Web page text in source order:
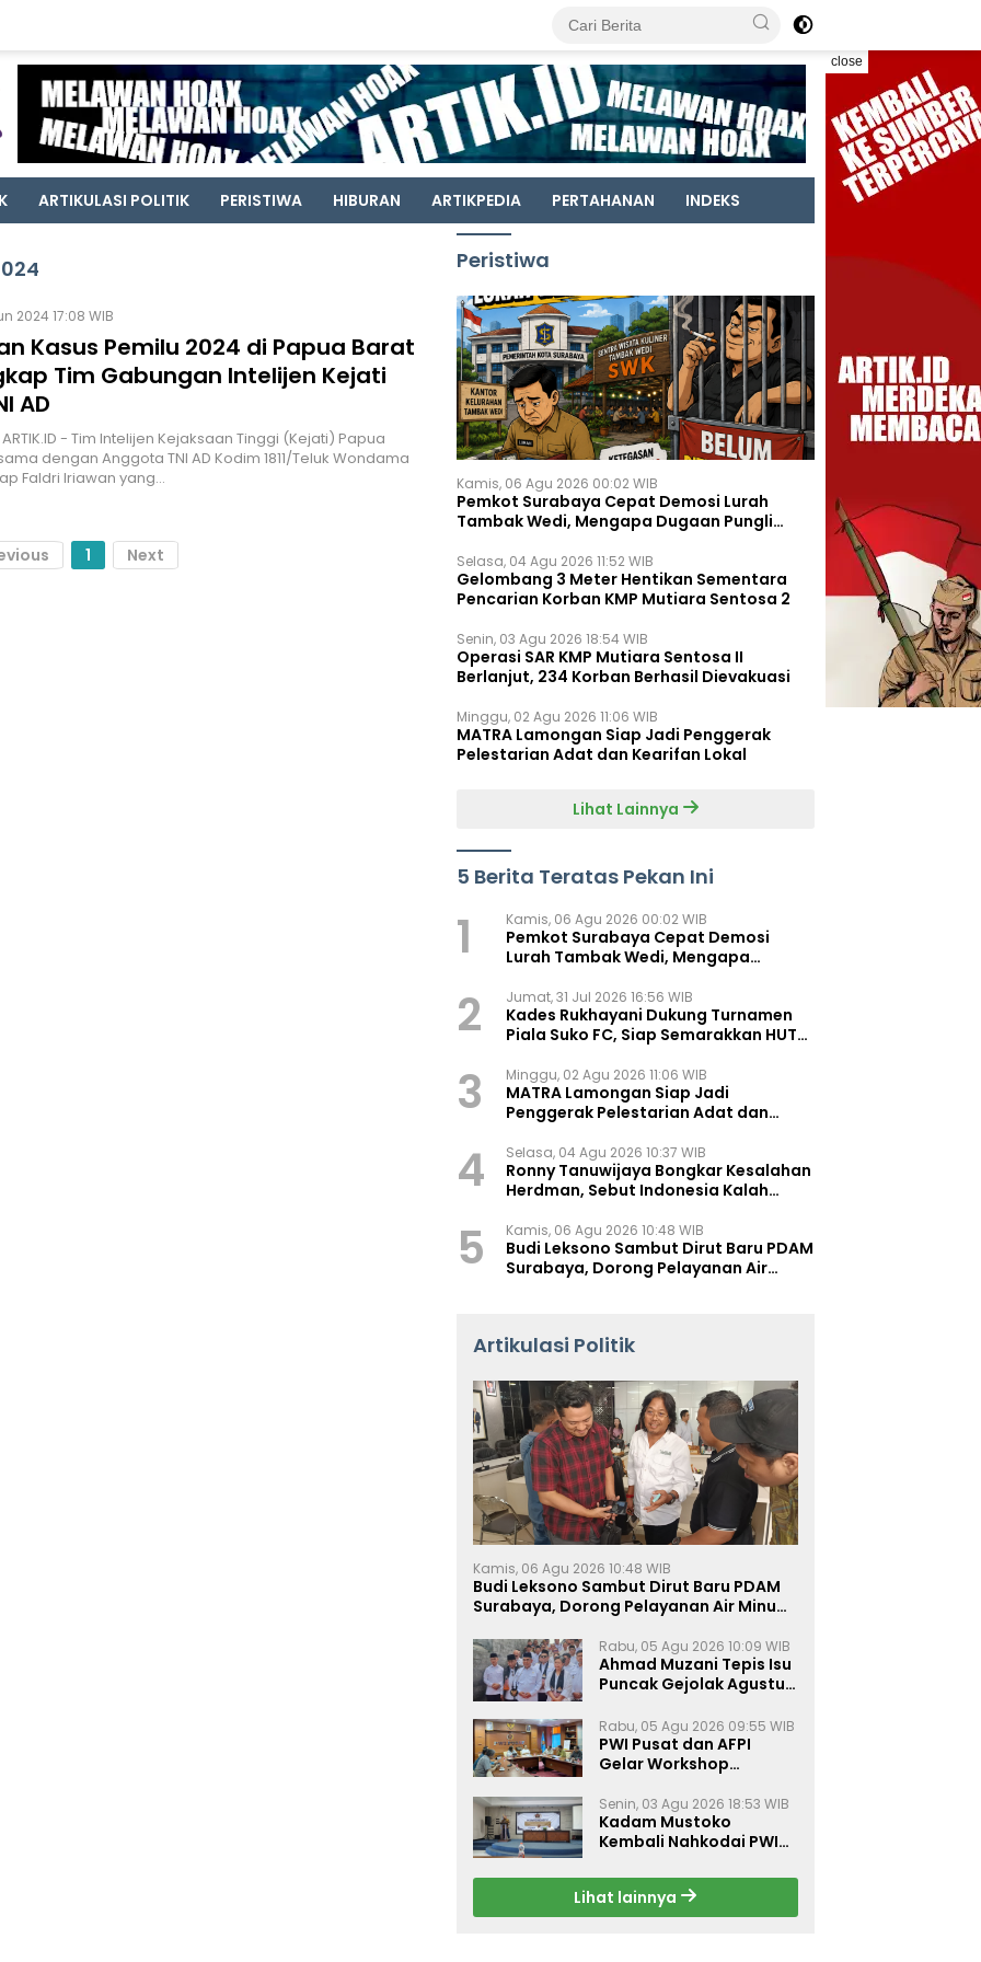
close
ARTIKULASI POLITIK PERISTIWA HIBURAN ARTIKPEDIA PERTAHANAN INDEKS
2024 17:08 WIB
Kasus Pemilu 2024 di Papua Barat
Tim Gabungan Intelijen Kejati
AD
ARTIK.ID - Tim Intelijen Kejaksaan Tinggi (Kejati) Papua
dengan Anggota TNI AD Kodim 1811/Teluk Wondama
Faldri Iriawan yang…
1 Next
Peristiwa
Kamis, 06 Agu 2026 00:02 WIB
Pemkot Surabaya Cepat Demosi Lurah
Tambak Wedi, Mengapa Dugaan Pungli
Selasa, 04 Agu 2026 11:52 WIB
Gelombang 3 Meter Hentikan Sementara
Pencarian Korban KMP Mutiara Sentosa 2
Senin, 03 Agu 2026 18:54 WIB
Operasi SAR KMP Mutiara Sentosa II
Berlanjut, 234 Korban Berhasil Dievakuasi
Minggu, 02 Agu 2026 11:06 WIB
MATRA Lamongan Siap Jadi Penggerak
Pelestarian Adat dan Kearifan Lokal
Lihat Lainnya
5 Berita Teratas Pekan Ini
1 Kamis, 06 Agu 2026 00:02 WIB
Pemkot Surabaya Cepat Demosi
Lurah Tambak Wedi, Mengapa
2 Jumat, 31 Jul 2026 16:56 WIB
Kades Rukhayani Dukung Turnamen
Piala Suko FC, Siap Semarakkan HUT
3 Minggu, 02 Agu 2026 11:06 WIB
MATRA Lamongan Siap Jadi
Penggerak Pelestarian Adat dan
4 Selasa, 04 Agu 2026 10:37 WIB
Ronny Tanuwijaya Bongkar Kesalahan
Herdman, Sebut Indonesia Kalah
5 Kamis, 06 Agu 2026 10:48 WIB
Budi Leksono Sambut Dirut Baru PDAM
Surabaya, Dorong Pelayanan Air
Artikulasi Politik
Kamis, 06 Agu 2026 10:48 WIB
Budi Leksono Sambut Dirut Baru PDAM
Surabaya, Dorong Pelayanan Air Minum
Rabu, 05 Agu 2026 10:09 WIB
Ahmad Muzani Tepis Isu
Puncak Gejolak Agustus
Perkuat Persatuan
Rabu, 05 Agu 2026 09:55 WIB
PWI Pusat dan AFPI
Gelar Workshop
Inklusi Keuangan, dan
Perlindungan Publik
Senin, 03 Agu 2026 18:53 WIB
Kadam Mustoko
Kembali Nahkodai PWI
Harap Sinergi Antar
Daerah Kian Kuat
Lihat lainnya